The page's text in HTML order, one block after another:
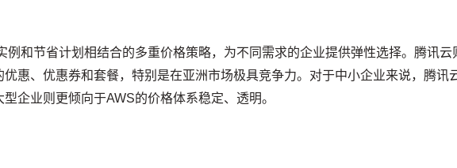
例和节省计划相结合的多重价格策略，为不同需求的企业提供弹性选择。腾讯云
优惠、优惠券和套餐，特别是在亚洲市场极具竞争力。对于中小企业来说，腾讯
企业则更倾向于AWS的价格体系稳定、透明。